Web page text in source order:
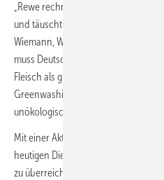
„Rewe rechnet Fleisch mit falschen
und täuscht damit umweltbewusste
Wiemann, Wahlleiter des Goldenen
muss Deutschland die Tierzahlen
Fleisch als gut für das Klima, was
Greenwashing muss Schluss sein.
unökologischen Produkten müssen
Mit einer Aktion an der Rewe-
heutigen Dienstag versucht, den
zu überreichen. Eine lebensgroße